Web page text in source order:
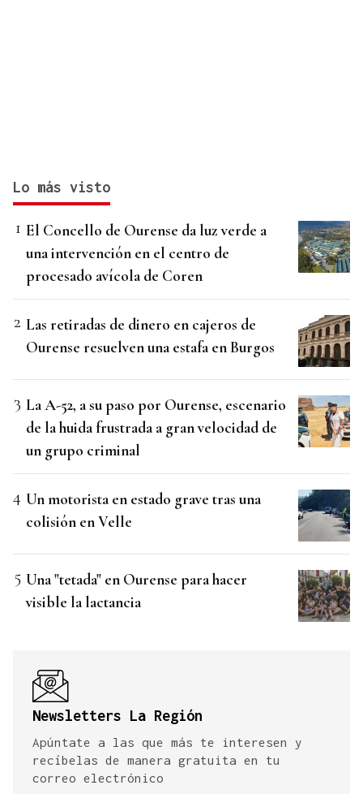
Lo más visto
El Concello de Ourense da luz verde a
una intervención en el centro de
procesado avícola de Coren
Las retiradas de dinero en cajeros de
Ourense resuelven una estafa en Burgos
La A-52, a su paso por Ourense, escenario
de la huida frustrada a gran velocidad de
un grupo criminal
Un motorista en estado grave tras una
colisión en Velle
Una "tetada" en Ourense para hacer
visible la lactancia
Newsletters La Región
Apúntate a las que más te interesen y
recíbelas de manera gratuita en tu
correo electrónico